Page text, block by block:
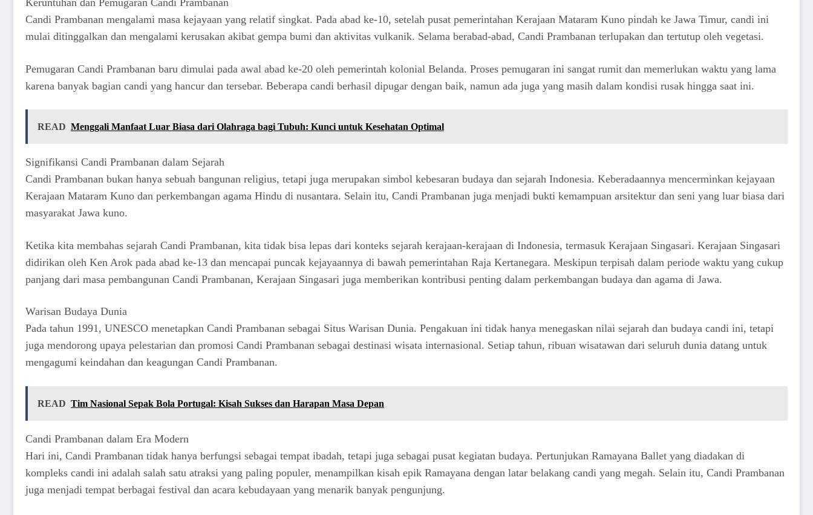
Candi Prambanan mengalami masa kejayaan yang relatif singkat. Pada abad ke-10, setelah pusat pemerintahan Kerajaan Mataram Kuno pindah ke Jawa Timur, candi ini
mulai ditinggalkan dan mengalami kerusakan akibat gempa bumi dan aktivitas vulkanik. Selama berabad-abad, Candi Prambanan terlupakan dan tertutup oleh vegetasi.
Pemugaran Candi Prambanan baru dimulai pada awal abad ke-20 oleh pemerintah kolonial Belanda. Proses pemugaran ini sangat rumit dan memerlukan waktu yang lama
karena banyak bagian candi yang hancur dan tersebar. Beberapa candi berhasil dipugar dengan baik, namun ada juga yang masih dalam kondisi rusak hingga saat ini.
READ Menggali Manfaat Luar Biasa dari Olahraga bagi Tubuh: Kunci untuk Kesehatan Optimal
Signifikansi Candi Prambanan dalam Sejarah
Candi Prambanan bukan hanya sebuah bangunan religius, tetapi juga merupakan simbol kebesaran budaya dan sejarah Indonesia. Keberadaannya mencerminkan kejayaan
Kerajaan Mataram Kuno dan perkembangan agama Hindu di nusantara. Selain itu, Candi Prambanan juga menjadi bukti kemampuan arsitektur dan seni yang luar biasa dari
masyarakat Jawa kuno.
Ketika kita membahas sejarah Candi Prambanan, kita tidak bisa lepas dari konteks sejarah kerajaan-kerajaan di Indonesia, termasuk Kerajaan Singasari. Kerajaan Singasari
didirikan oleh Ken Arok pada abad ke-13 dan mencapai puncak kejayaannya di bawah pemerintahan Raja Kertanegara. Meskipun terpisah dalam periode waktu yang cukup
panjang dari masa pembangunan Candi Prambanan, Kerajaan Singasari juga memberikan kontribusi penting dalam perkembangan budaya dan agama di Jawa.
Warisan Budaya Dunia
Pada tahun 1991, UNESCO menetapkan Candi Prambanan sebagai Situs Warisan Dunia. Pengakuan ini tidak hanya menegaskan nilai sejarah dan budaya candi ini, tetapi
juga mendorong upaya pelestarian dan promosi Candi Prambanan sebagai destinasi wisata internasional. Setiap tahun, ribuan wisatawan dari seluruh dunia datang untuk
mengagumi keindahan dan keagungan Candi Prambanan.
READ Tim Nasional Sepak Bola Portugal: Kisah Sukses dan Harapan Masa Depan
Candi Prambanan dalam Era Modern
Hari ini, Candi Prambanan tidak hanya berfungsi sebagai tempat ibadah, tetapi juga sebagai pusat kegiatan budaya. Pertunjukan Ramayana Ballet yang diadakan di
kompleks candi ini adalah salah satu atraksi yang paling populer, menampilkan kisah epik Ramayana dengan latar belakang candi yang megah. Selain itu, Candi Prambanan
juga menjadi tempat berbagai festival dan acara kebudayaan yang menarik banyak pengunjung.